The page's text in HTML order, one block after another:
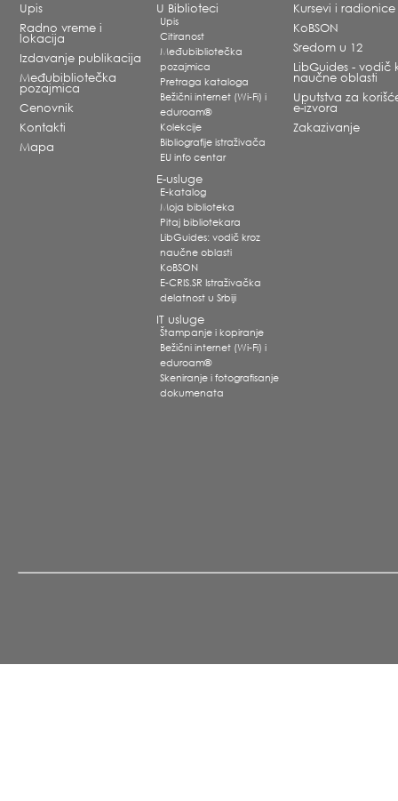
Upis
Radno vreme i
lokacija
Izdavanje publikacija
Međubibliotečka
pozajmica
Cenovnik
Kontakti
Mapa
U Biblioteci
Upis
Citiranost
Međubibliotečka
pozajmica
Pretraga kataloga
Bežični internet (Wi-Fi) i
eduroam®
Kolekcije
Bibliografije istraživača
EU info centar
E-usluge
E-katalog
Moja biblioteka
Pitaj bibliotekara
LibGuides: vodič kroz
naučne oblasti
KoBSON
E-CRIS.SR Istraživačka
delatnost u Srbiji
IT usluge
Štampanje i kopiranje
Bežični internet (Wi-Fi) i
eduroam®
Skeniranje i fotografisanje
dokumenata
Kursevi i radionice
KoBSON
Sredom u 12
LibGuides - vodič
naučne oblasti
Uputstva za
e-izvora
Zakazivanje